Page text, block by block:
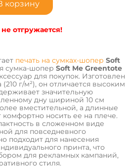
отгружается!
печать на сумках-шопер Soft
сумка-шопер Soft Me Greentote
для покупок. Изготовлен
(210 г/м²), он отличается высоким
значительную
дну шириной 10 см
вместительной, а длинные
носить ее на плече.
в сложенном виде
для повседневного
подходит для нанесения
принта, что
для рекламных кампаний,
стиля.
корзину